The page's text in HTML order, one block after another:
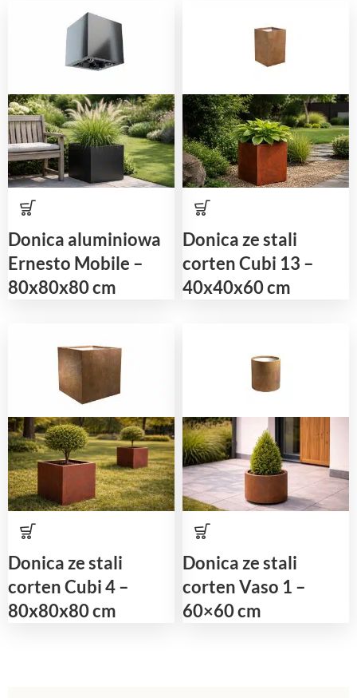
Donica aluminiowa
Ernesto Mobile –
80x80x80 cm
Donica ze stali
corten Cubi 13 –
40x40x60 cm
Donica ze stali
corten Cubi 4 –
80x80x80 cm
Donica ze stali
corten Vaso 1 –
60×60 cm